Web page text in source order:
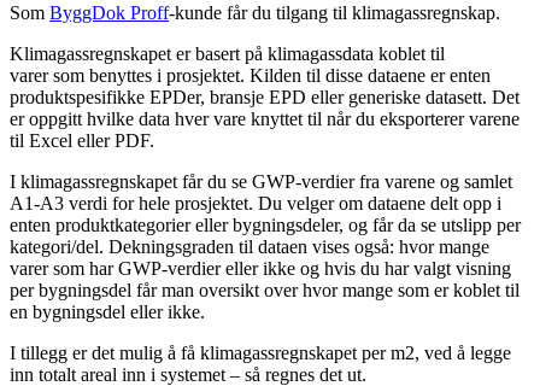
Som ByggDok Proff-kunde får du tilgang til klimagassregnskap.
Klimagassregnskapet er basert på klimagassdata koblet til
varer som benyttes i prosjektet. Kilden til disse dataene er enten
produktspesifikke EPDer, bransje EPD eller generiske datasett. Det
er oppgitt hvilke data hver vare knyttet til når du eksporterer varene
til Excel eller PDF.
I klimagassregnskapet får du se GWP-verdier fra varene og samlet
A1-A3 verdi for hele prosjektet. Du velger om dataene delt opp i
enten produktkategorier eller bygningsdeler, og får da se utslipp per
kategori/del. Dekningsgraden til dataen vises også: hvor mange
varer som har GWP-verdier eller ikke og hvis du har valgt visning
per bygningsdel får man oversikt over hvor mange som er koblet til
en bygningsdel eller ikke.
I tillegg er det mulig å få klimagassregnskapet per m2, ved å legge
inn totalt areal inn i systemet – så regnes det ut.